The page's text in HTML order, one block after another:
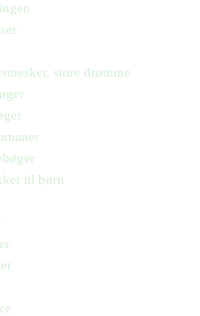
store drømme
til børn